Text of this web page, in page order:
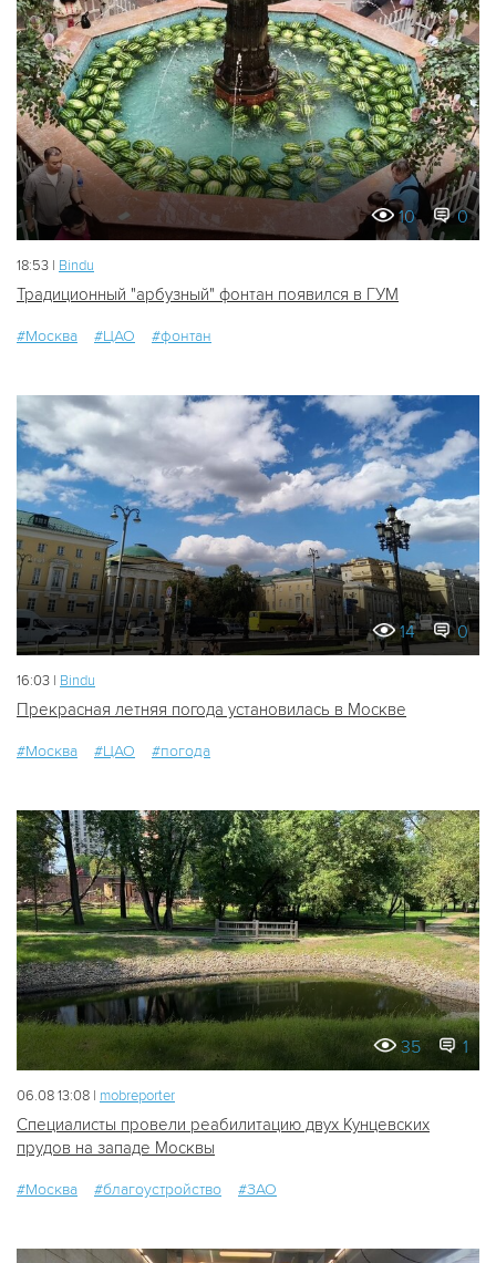
10 0
18:53 | Bindu
Традиционный "арбузный" фонтан появился в ГУМ
#Москва #ЦАО #фонтан
14 0
16:03 | Bindu
Прекрасная летняя погода установилась в Москве
#Москва #ЦАО #погода
35 1
06.08 13:08 | mobreporter
Специалисты провели реабилитацию двух Кунцевских
прудов на западе Москвы
#Москва #благоустройство #ЗАО